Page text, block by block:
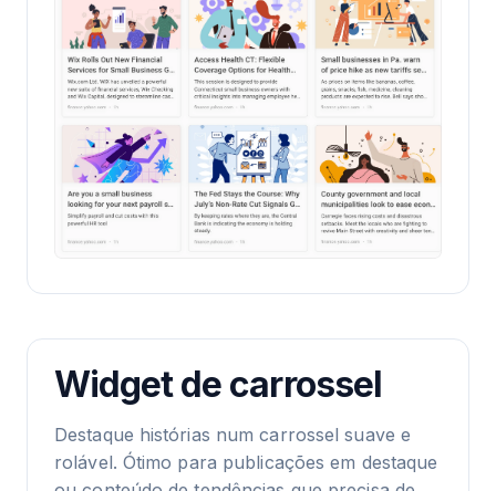
Widget de carrossel
Destaque histórias num carrossel suave e
rolável. Ótimo para publicações em destaque